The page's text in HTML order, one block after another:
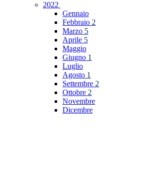
2022
Gennaio
Febbraio 2
Marzo 5
Aprile 5
Maggio
Giugno 1
Luglio
Agosto 1
Settembre 2
Ottobre 2
Novembre
Dicembre